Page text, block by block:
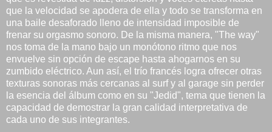
que la velocidad se apodera de ella y todo se transforma en
una baile desaforado lleno de intensidad imposible de
frenar su orgasmo sonoro. De la misma manera, "The way"
nos toma de la mano bajo un monótono ritmo que nos
envuelve sin opción de escape hasta ahogarnos en su
zumbido eléctrico. Aun así, el trío francés logra ofrecer otras
texturas sonoras más cercanas al surf y al garage sin perder
la esencia del álbum como en su "Jedid", tema que tienen la
capacidad de demostrar la gran calidad interpretativa de
cada uno de sus integrantes.